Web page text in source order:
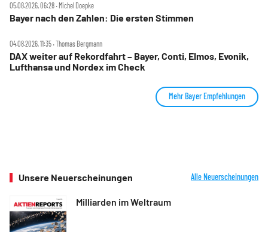
05.08.2026, 06:28 ‧ Michel Doepke
Bayer nach den Zahlen: Die ersten Stimmen
04.08.2026, 11:35 ‧ Thomas Bergmann
DAX weiter auf Rekordfahrt – Bayer, Conti, Elmos, Evonik,
Lufthansa und Nordex im Check
Mehr Bayer Empfehlungen
Unsere Neuerscheinungen Alle Neuerscheinungen
Milliarden im Weltraum